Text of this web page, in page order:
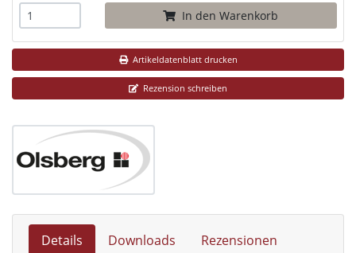
In den Warenkorb
Artikeldatenblatt drucken
Rezension schreiben
Details Downloads Rezensionen